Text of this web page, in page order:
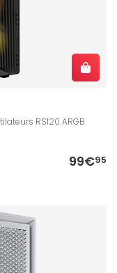
RS120 ARGB
99€95